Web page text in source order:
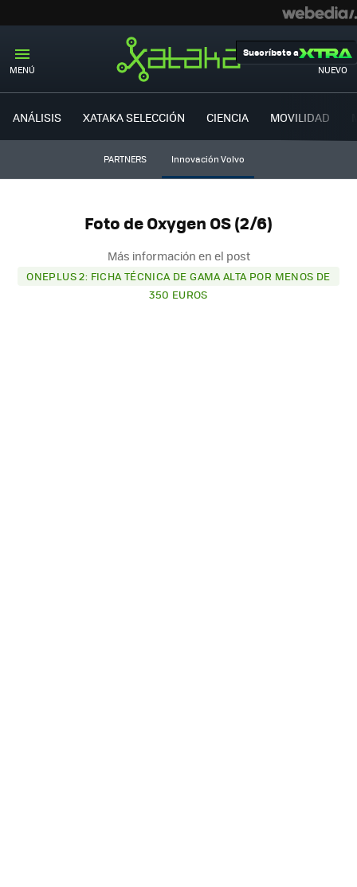
MENÚ NUEVO
Suscríbete a
ANÁLISIS XATAKA SELECCIÓN CIENCIA MOVILIDAD
PARTNERS Innovación Volvo
Foto de Oxygen OS (2/6)
Más información en el post
ONEPLUS 2: FICHA TÉCNICA DE GAMA ALTA POR MENOS DE
350 EUROS